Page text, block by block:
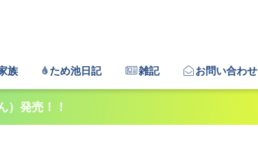
族 ため池日記 雑記 お問い合わせ
）発売！！